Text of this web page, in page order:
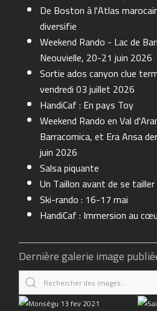
Laurent Thiebault
Fanny Risbourg
De Boston à l'Atlas
diversifie
Weekend Rando - Lac de
Neouvielle, 20-21 juin 2026
Sortie ados canyon clue
vendredi 03 juillet 2026
HandiCaf : En pays Toy
Weekend Rando en Val
Barracomica, et Era Ansa
juin 2026
Salsa piquante
Un Taillon avant de se
Ski-rando : 16-17 mai
HandiCaf : Immersion au
Dernière galerie image